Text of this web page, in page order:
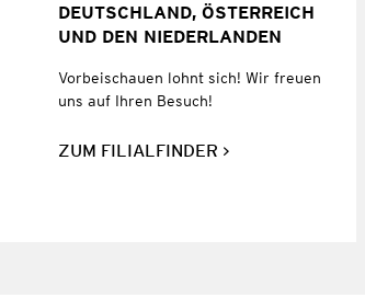
DEUTSCHLAND, ÖSTERREICH
UND DEN NIEDERLANDEN
Vorbeischauen lohnt sich! Wir freuen
uns auf Ihren Besuch!
ZUM FILIALFINDER